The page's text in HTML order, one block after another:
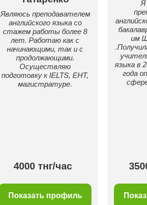
Являюсь преподавателем
английского языка со
стажем работы более 8
лет. Работаю как с
начинающими, так и с
продолжающими.
Осуществляю
подготовку к IELTS, ЕНТ,
магистратуре.
4000 тнг/час
Показать профиль
Я
им
языка в
года